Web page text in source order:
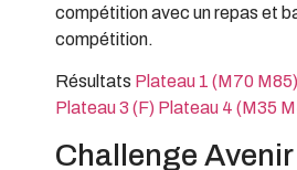
compétition avec un repas et
compétition.
Résultats Plateau 1 (M70 M85)
Plateau 3 (F) Plateau 4 (M35
Challenge Avenir